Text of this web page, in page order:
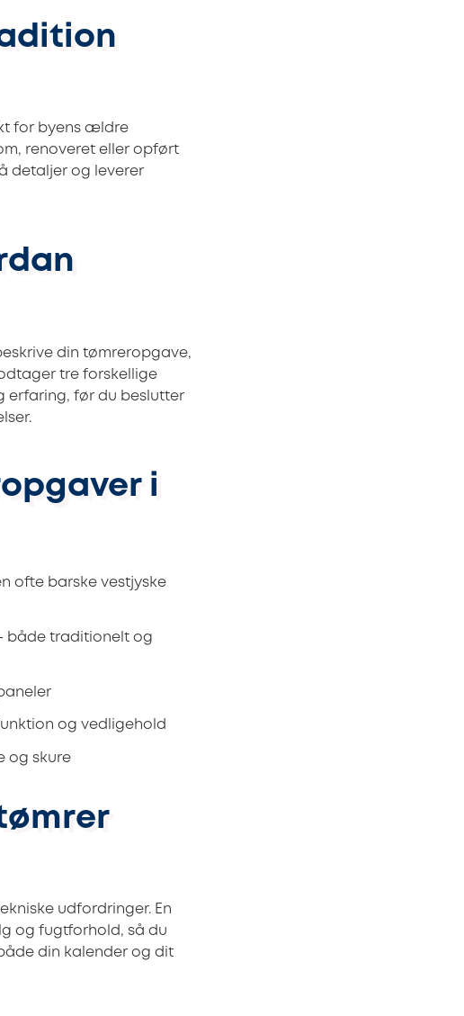
for byens ældre
renoveret eller opført
detaljer og leverer
din tømreropgave,
tre forskellige
erfaring, før du beslutter
i
ofte barske vestjyske
både traditionelt og
og vedligehold
og skure
udfordringer. En
og fugtforhold, så du
din kalender og dit